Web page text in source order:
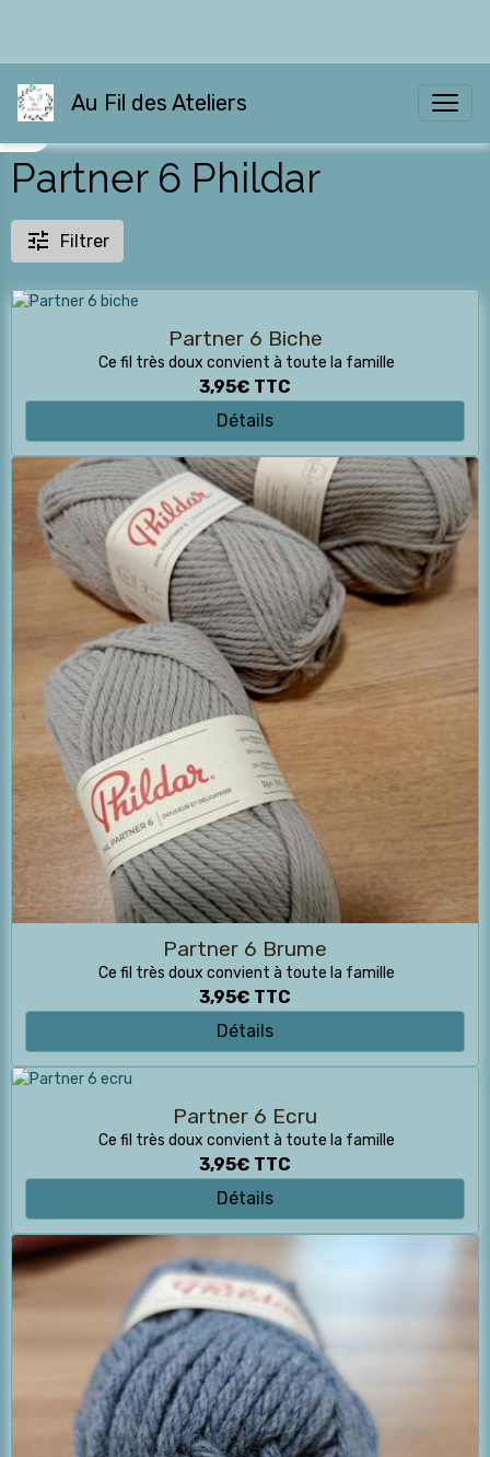
Au Fil des Ateliers
Partner 6 Phildar
Filtrer
Partner 6 Biche
Ce fil très doux convient à toute la famille
3,95€ TTC
Détails
Partner 6 Brume
Ce fil très doux convient à toute la famille
3,95€ TTC
Détails
Partner 6 Ecru
Ce fil très doux convient à toute la famille
3,95€ TTC
Détails